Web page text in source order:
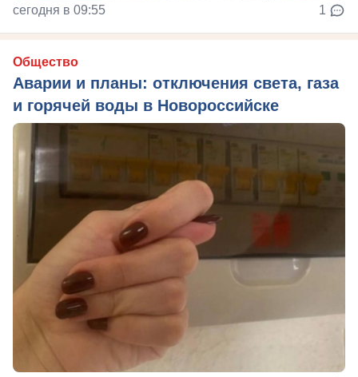
сегодня в 09:55 1
Общество
Аварии и планы: отключения света, газа
и горячей воды в Новороссийске